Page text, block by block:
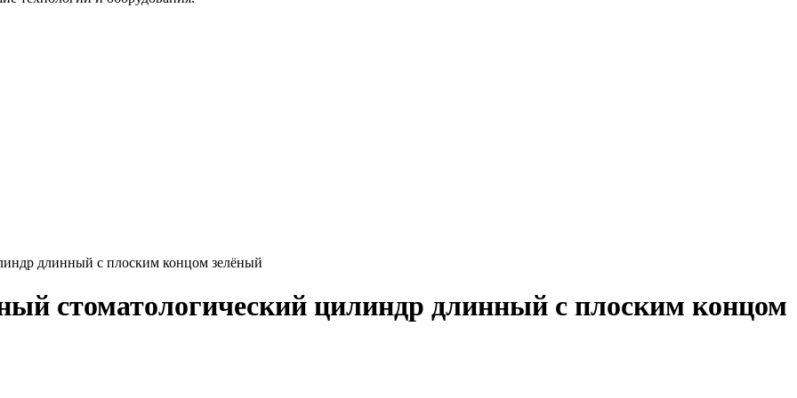
длинный с плоским концом зелёный
стоматологический цилиндр длинный с плоским концом